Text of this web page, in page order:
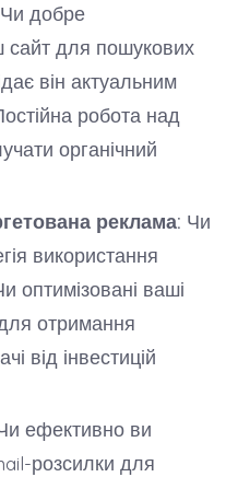
Чи добре
сайт для пошукових
він актуальним
робота над
органічний
реклама: Чи
використання
оптимізовані ваші
отримання
від інвестицій
ефективно ви
розсилки для